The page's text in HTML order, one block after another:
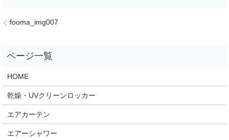
fooma_img007
HOME
乾燥・UVクリーンロッカー
エアカーテン
エアーシャワー